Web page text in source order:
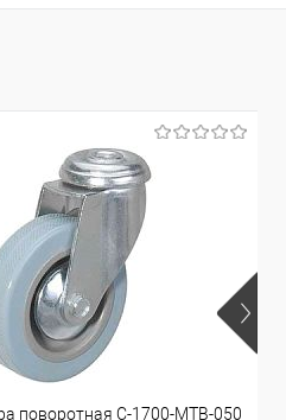
поворотная С-1700-МТВ-050